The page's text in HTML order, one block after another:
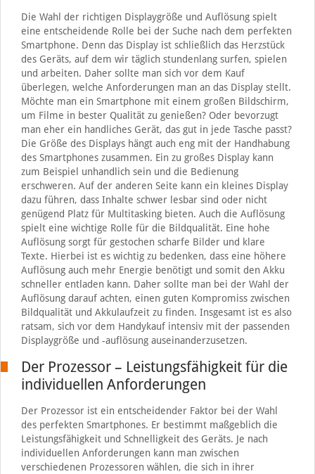
Die Wahl der richtigen Displaygröße und Auflösung spielt
eine entscheidende Rolle bei der Suche nach dem perfekten
Smartphone. Denn das Display ist schließlich das Herzstück
des Geräts, auf dem wir täglich stundenlang surfen, spielen
und arbeiten. Daher sollte man sich vor dem Kauf
überlegen, welche Anforderungen man an das Display stellt.
Möchte man ein Smartphone mit einem großen Bildschirm,
um Filme in bester Qualität zu genießen? Oder bevorzugt
man eher ein handliches Gerät, das gut in jede Tasche passt?
Die Größe des Displays hängt auch eng mit der Handhabung
des Smartphones zusammen. Ein zu großes Display kann
zum Beispiel unhandlich sein und die Bedienung
erschweren. Auf der anderen Seite kann ein kleines Display
dazu führen, dass Inhalte schwer lesbar sind oder nicht
genügend Platz für Multitasking bieten. Auch die Auflösung
spielt eine wichtige Rolle für die Bildqualität. Eine hohe
Auflösung sorgt für gestochen scharfe Bilder und klare
Texte. Hierbei ist es wichtig zu bedenken, dass eine höhere
Auflösung auch mehr Energie benötigt und somit den Akku
schneller entladen kann. Daher sollte man bei der Wahl der
Auflösung darauf achten, einen guten Kompromiss zwischen
Bildqualität und Akkulaufzeit zu finden. Insgesamt ist es also
ratsam, sich vor dem Handykauf intensiv mit der passenden
Displaygröße und -auflösung auseinanderzusetzen.
Der Prozessor – Leistungsfähigkeit für die
individuellen Anforderungen
Der Prozessor ist ein entscheidender Faktor bei der Wahl
des perfekten Smartphones. Er bestimmt maßgeblich die
Leistungsfähigkeit und Schnelligkeit des Geräts. Je nach
individuellen Anforderungen kann man zwischen
verschiedenen Prozessoren wählen, die sich in ihrer